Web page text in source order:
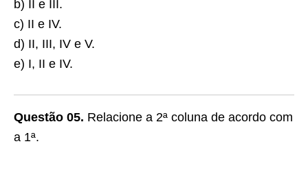
b) II e III.
c) II e IV.
d) II, III, IV e V.
e) I, II e IV.
Questão 05. Relacione a 2ª coluna de acordo com
a 1ª.